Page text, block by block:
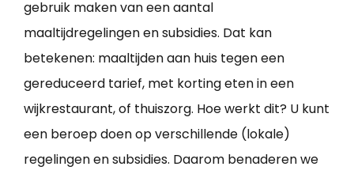
gebruik maken van een aantal
maaltijdregelingen en subsidies. Dat kan
betekenen: maaltijden aan huis tegen een
gereduceerd tarief, met korting eten in een
wijkrestaurant, of thuiszorg. Hoe werkt dit? U kunt
een beroep doen op verschillende (lokale)
regelingen en subsidies. Daarom benaderen we